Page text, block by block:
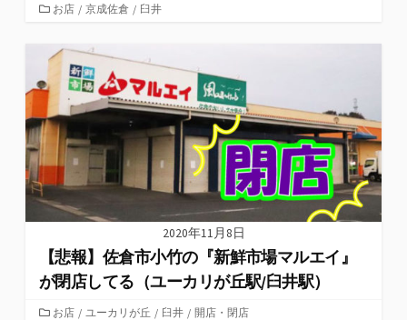
カ
リ
お店 / 京成佐倉 / 臼井
2020年11月8日
【悲報】佐倉市小竹の『新鮮市場マルエイ』
が閉店してる（ユーカリが丘駅/臼井駅）
カお店 / ユーカリが丘 / 臼井 / 開店・閉店